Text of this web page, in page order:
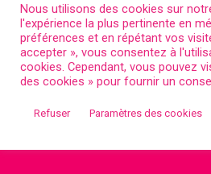
Nous utilisons des cookies sur
l'expérience la plus pertinente en
préférences et en répétant vos
accepter », vous consentez à
cookies. Cependant, vous pouvez
des cookies » pour fournir un
Refuser Paramètres des cookies